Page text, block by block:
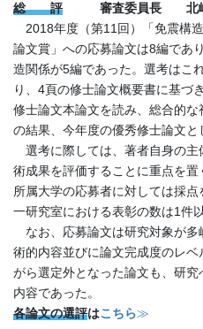
総 評
審査委員長 北
2018年度（第11回）「免震構
論文賞」への応募論文は8編であ
造関係が5編であった。選考はこ
り、4頁の修士論文概要書に基づ
修士論文本論文を読み、総合的
の結果、今年度の優秀修士論文と
選考に際しては、著者自身の主
術成果を評価することに重点を置
所属大学の応募者に対しては採
一研究室における表彰の数は1件
なお、応募論文は研究対象が多
術的内容並びに論文完成度のレ
がら選定外となった論文も、研
内容であった。
各論文の選評はこちら≫